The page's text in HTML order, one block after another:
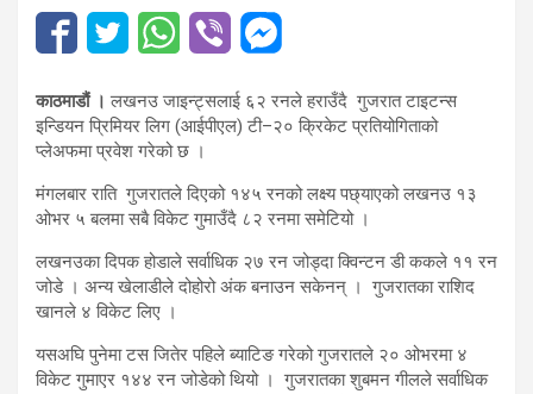
काठमाडौं । लखनउ जाइन्ट्सलाई ६२ रनले हराउँदै गुजरात टाइटन्स
इन्डियन प्रिमियर लिग (आईपीएल) टी–२० क्रिकेट प्रतियोगिताको
प्लेअफमा प्रवेश गरेको छ ।
मंगलबार राति गुजरातले दिएको १४५ रनको लक्ष्य पछ्याएको लखनउ १३
ओभर ५ बलमा सबै विकेट गुमाउँदै ८२ रनमा समेटियो ।
लखनउका दिपक होडाले सर्वाधिक २७ रन जोड्दा क्विन्टन डी ककले ११ रन
जोडे । अन्य खेलाडीले दोहोरो अंक बनाउन सकेनन् । गुजरातका राशिद
खानले ४ विकेट लिए ।
यसअघि पुनेमा टस जितेर पहिले ब्याटिङ गरेको गुजरातले २० ओभरमा ४
विकेट गुमाएर १४४ रन जोडेको थियो । गुजरातका शुबमन गीलले सर्वाधिक